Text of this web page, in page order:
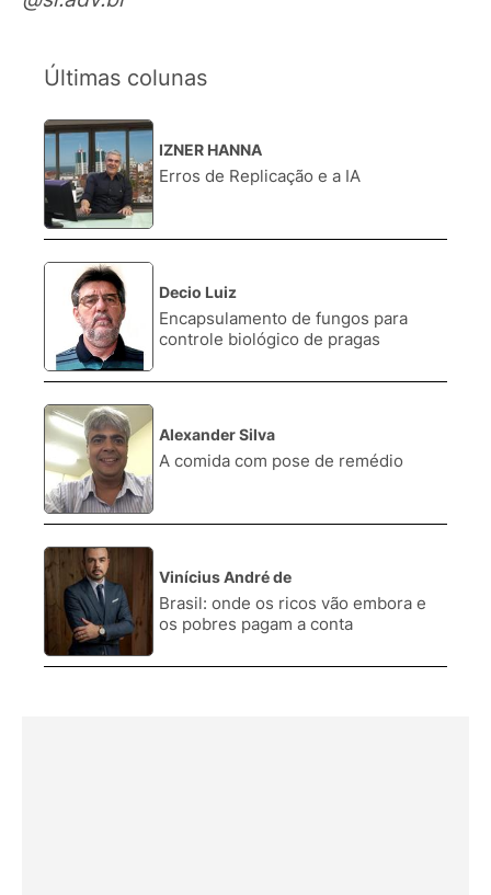
Últimas colunas
1.
IZNER HANNA
Erros de Replicação e a IA
Decio Luiz
Encapsulamento de fungos para
controle biológico de pragas
3.
Alexander Silva
A comida com pose de remédio
Vinícius André de
Brasil: onde os ricos vão embora e
os pobres pagam a conta